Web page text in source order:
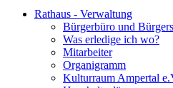
Rathaus - Verwaltung
Bürgerbüro und
Was erledige ich wo?
Mitarbeiter
Organigramm
Kulturraum Ampertal